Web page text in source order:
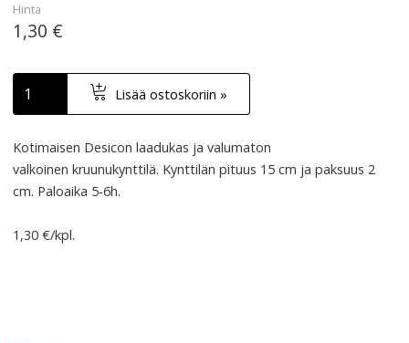
Hinta
1,30 €
Lisää ostoskoriin »
Kotimaisen Desicon laadukas ja valumaton
valkoinen kruunukynttilä. Kynttilän pituus 15 cm ja paksuus 2
cm. Paloaika 5-6h.
1,30 €/kpl.